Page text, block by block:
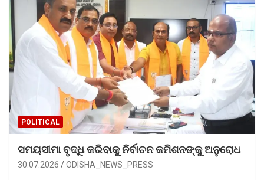
POLITICAL
ସମୟସୀମା ବୃଦ୍ଧି କରିବାକୁ ନିର୍ବାଚନ କମିଶନଙ୍କୁ ଅନୁରୋଧ
30.07.2026 ODISHA_NEWS_PRESS